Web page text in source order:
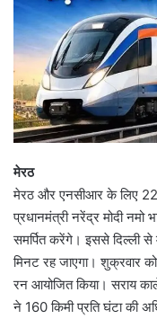
मेरठ
मेरठ और एनसीआर के लिए 22
प्रधानमंत्री नरेंद्र मोदी
समर्पित करेंगे। इससे
मिनट रह जाएगा। शुक्रवार
रन आयोजित किया। सराय
ने 160 किमी प्रति घंटा की